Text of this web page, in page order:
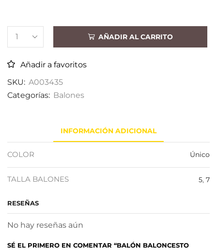
AÑADIR AL CARRITO
Añadir a favoritos
SKU: A003435
Categorías: Balones
INFORMACIÓN ADICIONAL
COLOR Único
TALLA BALONES 5, 7
RESEÑAS
No hay reseñas aún
SÉ EL PRIMERO EN COMENTAR “BALÓN BALONCESTO